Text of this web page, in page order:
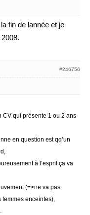
fin de lannée et je
#246756
CV qui présente 1 ou 2 ans
en question est qq’un
à l’esprit ça va
(=>ne va pas
femmes enceintes),